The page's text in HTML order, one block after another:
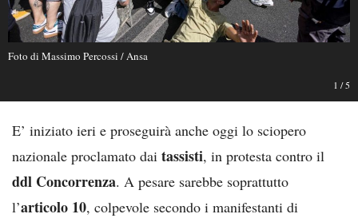
Foto di Massimo Percossi / Ansa
1 /5
E’ iniziato ieri e proseguirà anche oggi lo sciopero
nazionale proclamato dai tassisti, in protesta contro il
ddl Concorrenza. A pesare sarebbe soprattutto
l’articolo 10, colpevole secondo i manifestanti di